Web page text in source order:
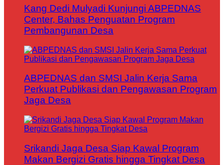
Kang Dedi Mulyadi Kunjungi ABPEDNAS
Center, Bahas Penguatan Program
Pembangunan Desa
ABPEDNAS dan SMSI Jalin Kerja Sama
Perkuat Publikasi dan Pengawasan Program
Jaga Desa
Srikandi Jaga Desa Siap Kawal Program
Makan Bergizi Gratis hingga Tingkat Desa